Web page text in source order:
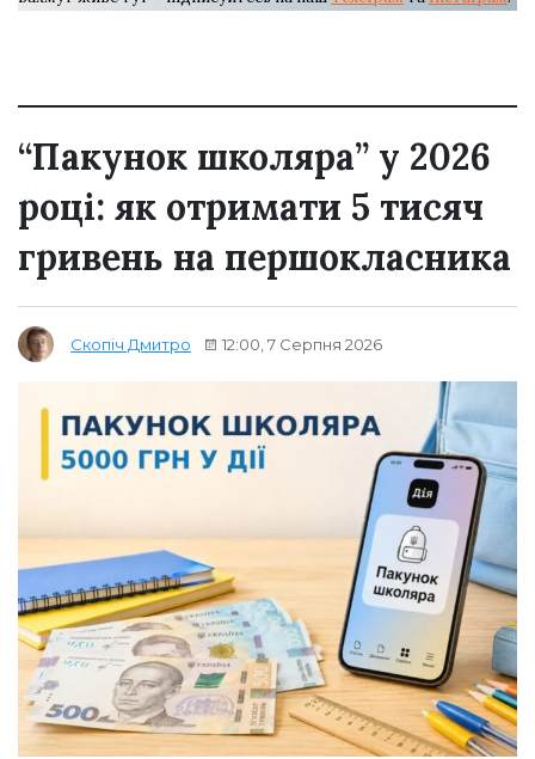
“Пакунок школяра” у 2026
році: як отримати 5 тисяч
гривень на першокласника
Скопіч Дмитро 12:00, 7 Серпня 2026